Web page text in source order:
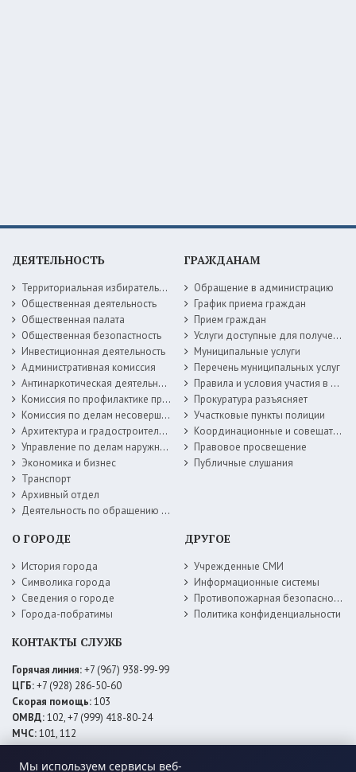
Мы используем сервисы веб-
ДЕЯТЕЛЬНОСТЬ
Территориальная избирательная комиссия
Общественная деятельность
Общественная палата
Общественная безопастность
Инвестиционная деятельность
Административная комиссия
Антинаркотическая деятельность
Комиссия по профилактике правонарушений
Комиссия по делам несовершеннолетних
Архитектура и градостроительство
Управление по делам наружной рекламы
Экономика и бизнес
Транспорт
Архивный отдел
Деятельность по обращению с животными без владельцев
ГРАЖДАНАМ
Обращение в администрацию
График приема граждан
Прием граждан
Услуги доступные для получения в электронной форме
Муниципальные услуги
Перечень муниципальных услуг
Правила и условия участия в жилищных программах
Прокуратура разъясняет
Участковые пункты полиции
Координационные и совещательные органы
Правовое просвещение
Публичные слушания
О ГОРОДЕ
История города
Символика города
Сведения о городе
Города-побратимы
ДРУГОЕ
Учрежденные СМИ
Информационные системы
Противопожарная безопасность
Политика конфиденциальности
КОНТАКТЫ СЛУЖБ
Горячая линия:+7 (967) 938-99-99
ЦГБ:+7 (928) 286-50-60
Скорая помощь:103
ОМВД:102, +7 (999) 418-80-24
МЧС:101, 112
ЕДДС:+7 (928) 576-09-83
Электросети:+7 (800) 220-02-20